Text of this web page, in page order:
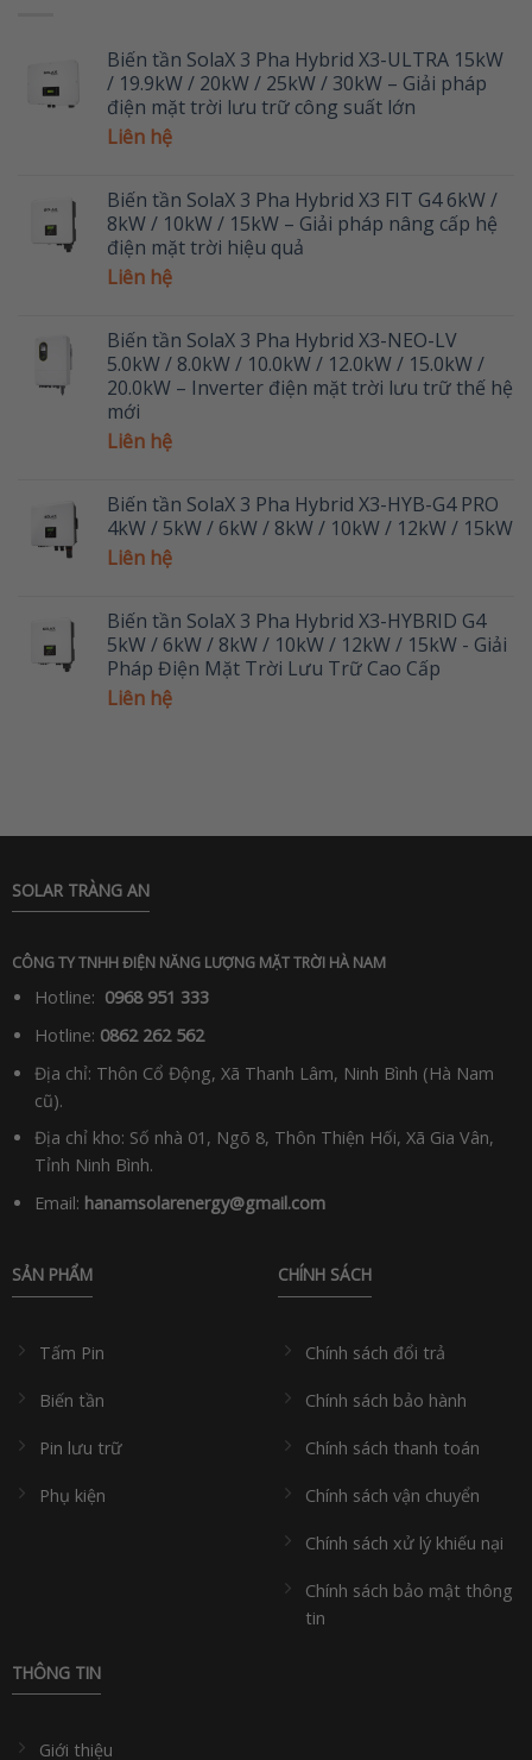
Biến tần SolaX 3 Pha Hybrid X3-ULTRA 15kW
/ 19.9kW / 20kW / 25kW / 30kW – Giải pháp
điện mặt trời lưu trữ công suất lớn
Liên hệ
Biến tần SolaX 3 Pha Hybrid X3 FIT G4 6kW /
8kW / 10kW / 15kW – Giải pháp nâng cấp hệ
điện mặt trời hiệu quả
Liên hệ
Biến tần SolaX 3 Pha Hybrid X3-NEO-LV
5.0kW / 8.0kW / 10.0kW / 12.0kW / 15.0kW /
20.0kW – Inverter điện mặt trời lưu trữ thế hệ
mới
Liên hệ
Biến tần SolaX 3 Pha Hybrid X3-HYB-G4 PRO
4kW / 5kW / 6kW / 8kW / 10kW / 12kW / 15kW
Liên hệ
Biến tần SolaX 3 Pha Hybrid X3-HYBRID G4
5kW / 6kW / 8kW / 10kW / 12kW / 15kW - Giải
Pháp Điện Mặt Trời Lưu Trữ Cao Cấp
Liên hệ
SOLAR TRÀNG AN
CÔNG TY TNHH ĐIỆN NĂNG LƯỢNG MẶT TRỜI HÀ NAM
Hotline: 0968 951 333
Hotline: 0862 262 562
Địa chỉ: Thôn Cổ Động, Xã Thanh Lâm, Ninh Bình (Hà Nam
cũ).
Địa chỉ kho: Số nhà 01, Ngõ 8, Thôn Thiện Hối, Xã Gia Vân,
Tỉnh Ninh Bình.
Email: hanamsolarenergy@gmail.com
SẢN PHẨM
Tấm Pin
Biến tần
Pin lưu trữ
Phụ kiện
CHÍNH SÁCH
Chính sách đổi trả
Chính sách bảo hành
Chính sách thanh toán
Chính sách vận chuyển
Chính sách xử lý khiếu nại
Chính sách bảo mật thông
tin
THÔNG TIN
Giới thiệu